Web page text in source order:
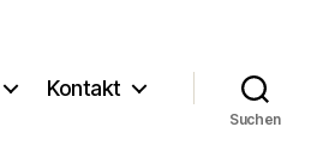
Kontakt
Suchen